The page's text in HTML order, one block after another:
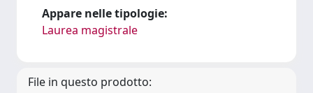
Appare nelle tipologie:
Laurea magistrale
File in questo prodotto: